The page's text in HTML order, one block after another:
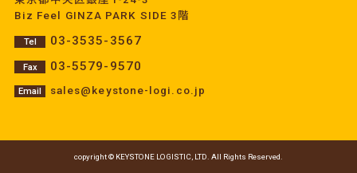
Biz Feel GINZA PARK SIDE 3階
Tel 03-3535-3567
Fax 03-5579-9570
Email sales@keystone-logi.co.jp
copyright © KEYSTONE LOGISTIC, LTD. All Rights Reserved.